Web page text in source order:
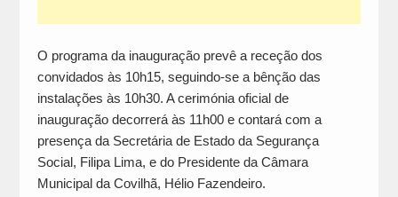
O programa da inauguração prevê a receção dos
convidados às 10h15, seguindo-se a bênção das
instalações às 10h30. A cerimónia oficial de
inauguração decorrerá às 11h00 e contará com a
presença da Secretária de Estado da Segurança
Social, Filipa Lima, e do Presidente da Câmara
Municipal da Covilhã, Hélio Fazendeiro.